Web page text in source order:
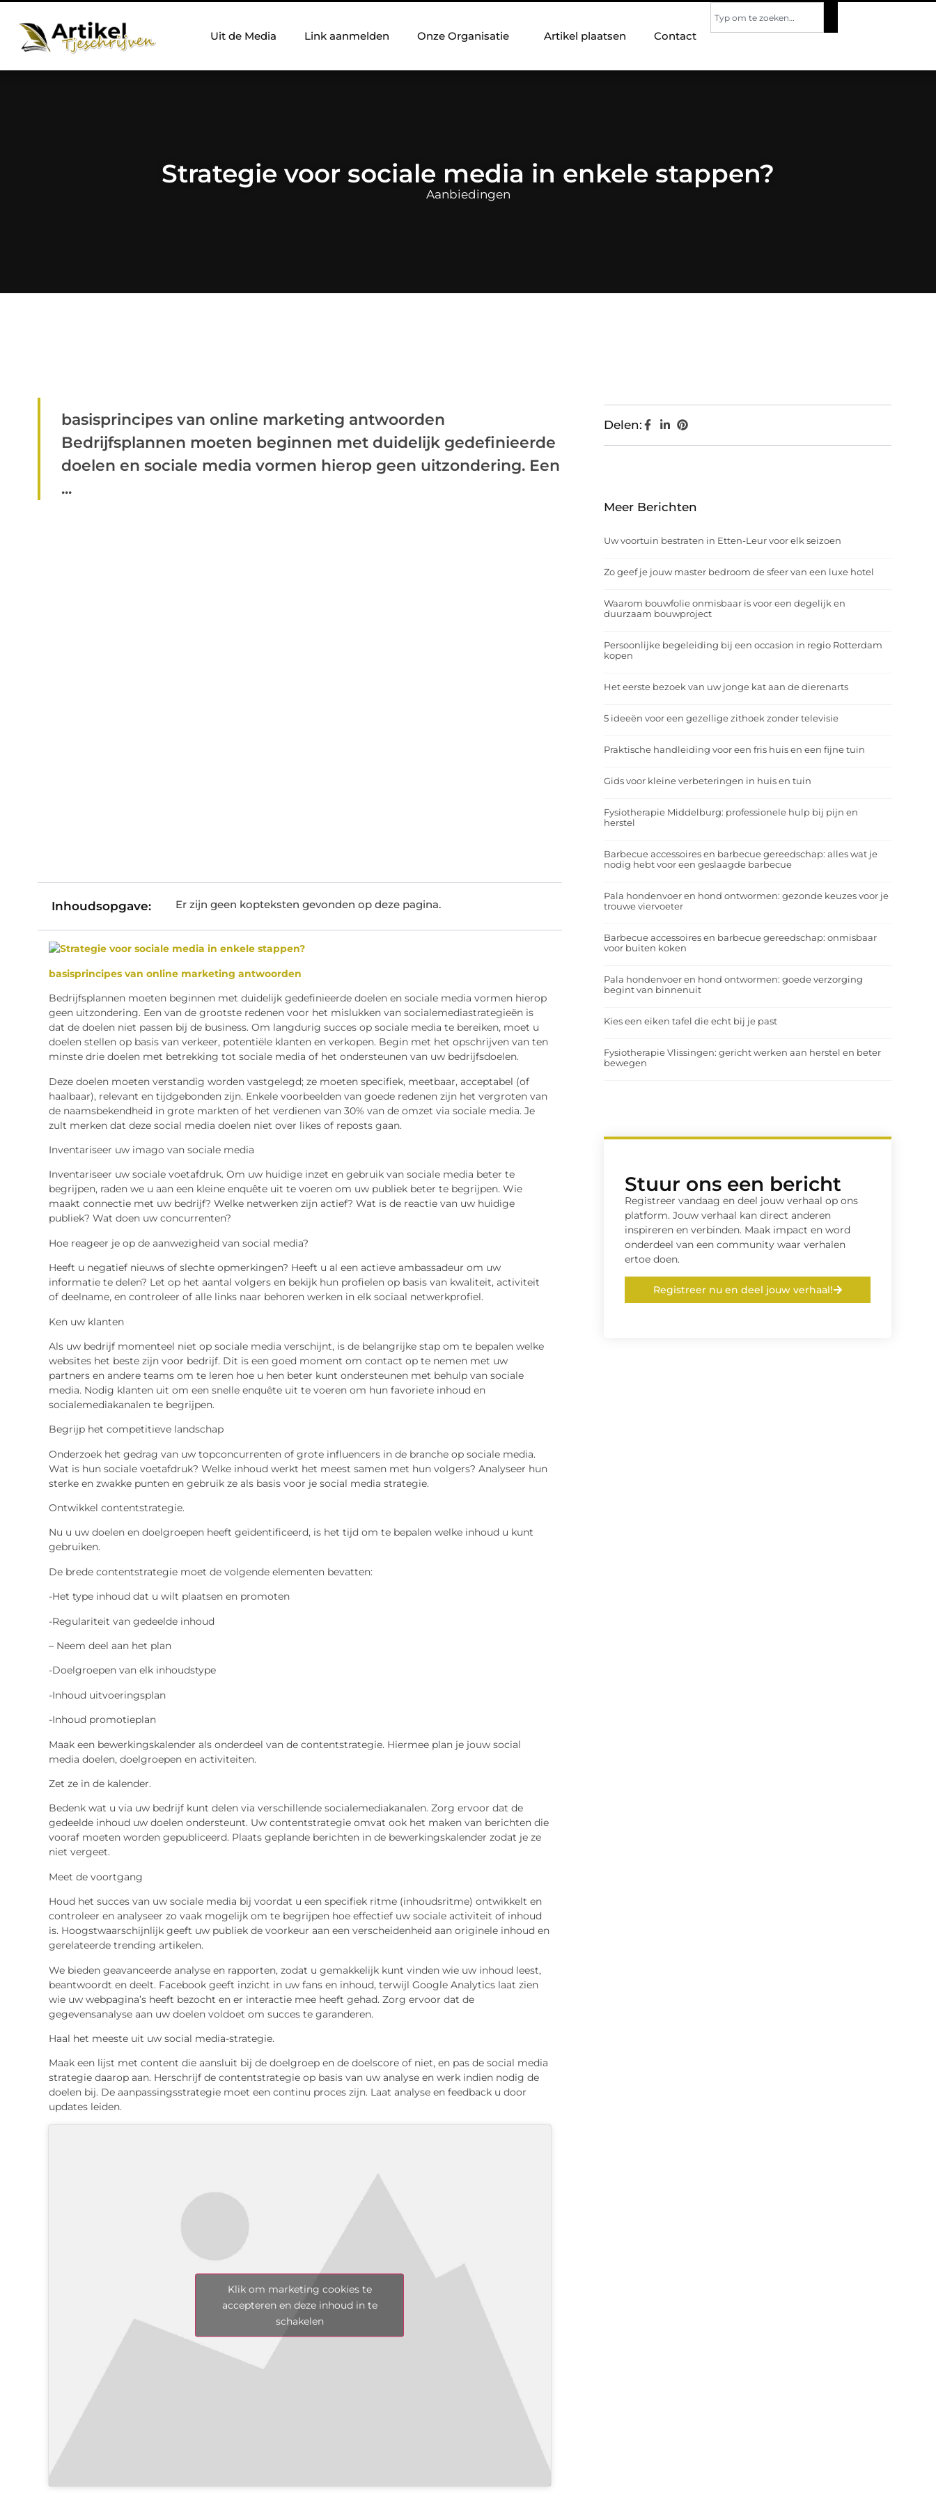
Uit de Media Link aanmelden Onze Organisatie Artikel plaatsen Contact
Strategie voor sociale media in enkele stappen?
Aanbiedingen
basisprincipes van online marketing antwoorden
Bedrijfsplannen moeten beginnen met duidelijk gedefinieerde
doelen en sociale media vormen hierop geen uitzondering. Een
...
Inhoudsopgave: Er zijn geen kopteksten gevonden op deze pagina.
basisprincipes van online marketing antwoorden
Bedrijfsplannen moeten beginnen met duidelijk gedefinieerde doelen en sociale media vormen hierop
geen uitzondering. Een van de grootste redenen voor het mislukken van socialemediastrategieën is
dat de doelen niet passen bij de business. Om langdurig succes op sociale media te bereiken, moet u
doelen stellen op basis van verkeer, potentiële klanten en verkopen. Begin met het opschrijven van ten
minste drie doelen met betrekking tot sociale media of het ondersteunen van uw bedrijfsdoelen.
Deze doelen moeten verstandig worden vastgelegd; ze moeten specifiek, meetbaar, acceptabel (of
haalbaar), relevant en tijdgebonden zijn. Enkele voorbeelden van goede redenen zijn het vergroten van
de naamsbekendheid in grote markten of het verdienen van 30% van de omzet via sociale media. Je
zult merken dat deze social media doelen niet over likes of reposts gaan.
Inventariseer uw imago van sociale media
Inventariseer uw sociale voetafdruk. Om uw huidige inzet en gebruik van sociale media beter te
begrijpen, raden we u aan een kleine enquête uit te voeren om uw publiek beter te begrijpen. Wie
maakt connectie met uw bedrijf? Welke netwerken zijn actief? Wat is de reactie van uw huidige
publiek? Wat doen uw concurrenten?
Hoe reageer je op de aanwezigheid van social media?
Heeft u negatief nieuws of slechte opmerkingen? Heeft u al een actieve ambassadeur om uw
informatie te delen? Let op het aantal volgers en bekijk hun profielen op basis van kwaliteit, activiteit
of deelname, en controleer of alle links naar behoren werken in elk sociaal netwerkprofiel.
Ken uw klanten
Als uw bedrijf momenteel niet op sociale media verschijnt, is de belangrijke stap om te bepalen welke
websites het beste zijn voor bedrijf. Dit is een goed moment om contact op te nemen met uw
partners en andere teams om te leren hoe u hen beter kunt ondersteunen met behulp van sociale
media. Nodig klanten uit om een ​​snelle enquête uit te voeren om hun favoriete inhoud en
socialemediakanalen te begrijpen.
Begrijp het competitieve landschap
Onderzoek het gedrag van uw topconcurrenten of grote influencers in de branche op sociale media.
Wat is hun sociale voetafdruk? Welke inhoud werkt het meest samen met hun volgers? Analyseer hun
sterke en zwakke punten en gebruik ze als basis voor je social media strategie.
Ontwikkel contentstrategie.
Nu u uw doelen en doelgroepen heeft geïdentificeerd, is het tijd om te bepalen welke inhoud u kunt
gebruiken.
De brede contentstrategie moet de volgende elementen bevatten:
-Het type inhoud dat u wilt plaatsen en promoten
-Regulariteit van gedeelde inhoud
– Neem deel aan het plan
-Doelgroepen van elk inhoudstype
-Inhoud uitvoeringsplan
-Inhoud promotieplan
Maak een bewerkingskalender als onderdeel van de contentstrategie. Hiermee plan je jouw social
media doelen, doelgroepen en activiteiten.
Zet ze in de kalender.
Bedenk wat u via uw bedrijf kunt delen via verschillende socialemediakanalen. Zorg ervoor dat de
gedeelde inhoud uw doelen ondersteunt. Uw contentstrategie omvat ook het maken van berichten die
vooraf moeten worden gepubliceerd. Plaats geplande berichten in de bewerkingskalender zodat je ze
niet vergeet.
Meet de voortgang
Houd het succes van uw sociale media bij voordat u een specifiek ritme (inhoudsritme) ontwikkelt en
controleer en analyseer zo vaak mogelijk om te begrijpen hoe effectief uw sociale activiteit of inhoud
is. Hoogstwaarschijnlijk geeft uw publiek de voorkeur aan een verscheidenheid aan originele inhoud en
gerelateerde trending artikelen.
We bieden geavanceerde analyse en rapporten, zodat u gemakkelijk kunt vinden wie uw inhoud leest,
beantwoordt en deelt. Facebook geeft inzicht in uw fans en inhoud, terwijl Google Analytics laat zien
wie uw webpagina’s heeft bezocht en er interactie mee heeft gehad. Zorg ervoor dat de
gegevensanalyse aan uw doelen voldoet om succes te garanderen.
Haal het meeste uit uw social media-strategie.
Maak een lijst met content die aansluit bij de doelgroep en de doelscore of niet, en pas de social media
strategie daarop aan. Herschrijf de contentstrategie op basis van uw analyse en werk indien nodig de
doelen bij. De aanpassingsstrategie moet een continu proces zijn. Laat analyse en feedback u door
updates leiden.
Klik om marketing cookies te
accepteren en deze inhoud in te
schakelen
Delen:
Meer Berichten
Uw voortuin bestraten in Etten-Leur voor elk seizoen
Zo geef je jouw master bedroom de sfeer van een luxe hotel
Waarom bouwfolie onmisbaar is voor een degelijk en
duurzaam bouwproject
Persoonlijke begeleiding bij een occasion in regio Rotterdam
kopen
Het eerste bezoek van uw jonge kat aan de dierenarts
5 ideeën voor een gezellige zithoek zonder televisie
Praktische handleiding voor een fris huis en een fijne tuin
Gids voor kleine verbeteringen in huis en tuin
Fysiotherapie Middelburg: professionele hulp bij pijn en
herstel
Barbecue accessoires en barbecue gereedschap: alles wat je
nodig hebt voor een geslaagde barbecue
Pala hondenvoer en hond ontwormen: gezonde keuzes voor je
trouwe viervoeter
Barbecue accessoires en barbecue gereedschap: onmisbaar
voor buiten koken
Pala hondenvoer en hond ontwormen: goede verzorging
begint van binnenuit
Kies een eiken tafel die echt bij je past
Fysiotherapie Vlissingen: gericht werken aan herstel en beter
bewegen
Stuur ons een bericht
Registreer vandaag en deel jouw verhaal op ons
platform. Jouw verhaal kan direct anderen
inspireren en verbinden. Maak impact en word
onderdeel van een community waar verhalen
ertoe doen.
Registreer nu en deel jouw verhaal!